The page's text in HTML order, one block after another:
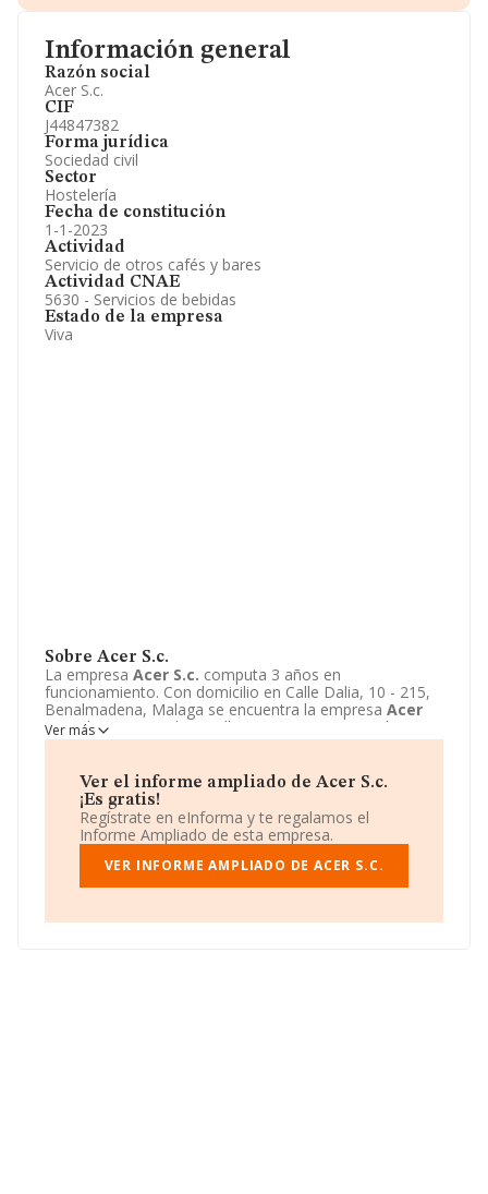
Información general
Razón social
Acer S.c.
CIF
J44847382
Forma jurídica
Sociedad civil
Sector
Hostelería
Fecha de constitución
1-1-2023
Actividad
Servicio de otros cafés y bares
Actividad CNAE
5630 - Servicios de bebidas
Estado de la empresa
Viva
Sobre Acer S.c.
La empresa Acer S.c. computa 3 años en
funcionamiento. Con domicilio en Calle Dalia, 10 - 215,
Benalmadena, Malaga se encuentra la empresa Acer
S.c.. El CNAE que desarrolla es 5630 - Servicios de
bebidas.Acer S.c.está definida como Sociedad civil.
Ver más
Ver el informe ampliado de Acer S.c.
¡Es gratis!
Regístrate en eInforma y te regalamos el
Informe Ampliado de esta empresa.
VER INFORME AMPLIADO DE ACER S.C.
Información oficial y registral complementaria.